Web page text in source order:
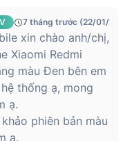
5vẫn chưa được công
để dễ dàng tham khảo
giá khởi điểm là
đồng. Khi về thị
trong khoảng 1 triệu
7 tháng trước (22/01/
xin chào anh/chị,
Xiaomi Redmi
màu Đen bên em
thống ạ, mong
ạ.
phiên bản màu
ạ.